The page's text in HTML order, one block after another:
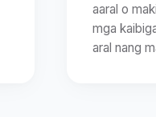
aaral o
mga
aral nang